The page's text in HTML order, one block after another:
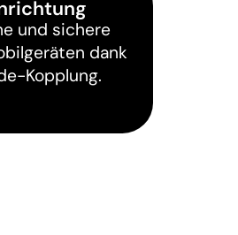
und sichere
dank
Kopplung.